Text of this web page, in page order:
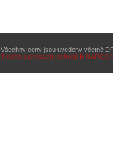
Všechny ceny jsou uvedeny včetně
Tvorba a pronájem eshopů